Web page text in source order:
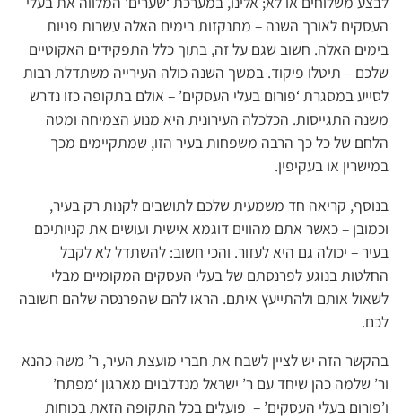
העסקים לאורך השנה – מתנקזות בימים האלה עשרות פניות
בימים האלה. חשוב שגם על זה, בתוך כלל התפקידים האקוטיים
שלכם – תיטלו פיקוד. במשך השנה כולה העירייה משתדלת רבות
לסייע במסגרת ‘פורום בעלי העסקים’ – אולם בתקופה כזו נדרש
משנה התגייסות. הכלכלה העירונית היא מנוע הצמיחה ומטה
הלחם של כל כך הרבה משפחות בעיר הזו, שמתקיימים מכך
במישרין או בעקיפין.
בנוסף, קריאה חד משמעית שלכם לתושבים לקנות רק בעיר,
וכמובן – כאשר אתם מהווים דוגמא אישית ועושים את קניותיכם
בעיר – יכולה גם היא לעזור. והכי חשוב: להשתדל לא לקבל
החלטות בנוגע לפרנסתם של בעלי העסקים המקומיים מבלי
לשאול אותם ולהתייעץ איתם. הראו להם שהפרנסה שלהם חשובה
לכם.
בהקשר הזה יש לציין לשבח את חברי מועצת העיר, ר’ משה כהנא
ור’ שלמה כהן שיחד עם ר’ ישראל מנדלבוים מארגון ‘מפתח’
ו’פורום בעלי העסקים’ – פועלים בכל התקופה הזאת בכוחות